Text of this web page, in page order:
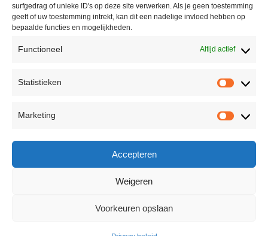
surfgedrag of unieke ID's op deze site verwerken. Als je geen toestemming
geeft of uw toestemming intrekt, kan dit een nadelige invloed hebben op
bepaalde functies en mogelijkheden.
Functioneel Altijd actief
Statistieken
Marketing
Accepteren
Weigeren
Voorkeuren opslaan
Peter Vergroesen
korenfestivaldenhaag@gmail.com